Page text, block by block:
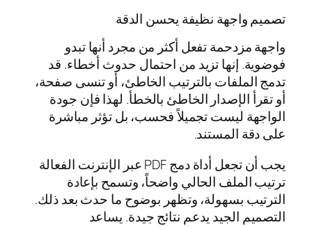
تصميم واجهة نظيفة يحسن الدقة
واجهة مزدحمة تفعل أكثر من مجرد أنها تبدو
فوضوية. إنها تزيد من احتمال حدوث أخطاء. قد
تدمج الملفات بالترتيب الخاطئ، أو تنسى صفحة،
أو تقرأ الإصدار الخاطئ بالخطأ. لهذا فإن جودة
الواجهة ليست تجميلاً فحسب، بل تؤثر مباشرة
على دقة المستند.
يجب أن تجعل أداة دمج PDF عبر الإنترنت الفعالة
ترتيب الملف الحالي واضحاً، وتسمح بإعادة
الترتيب بسهولة، وتظهر بوضوح ما حدث بعد ذلك.
التصميم الجيد يدعم نتائج جيدة. يساعد